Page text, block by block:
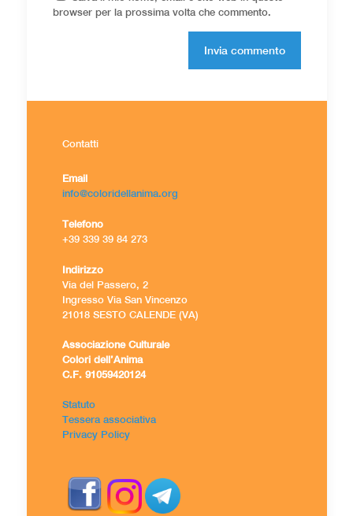
browser per la prossima volta che commento.
Contatti
Email
info@coloridellanima.org
Telefono
+39 339 39 84 273
Indirizzo
Via del Passero, 2
Ingresso Via San Vincenzo
21018 SESTO CALENDE (VA)
Associazione Culturale
Colori dell’Anima
C.F. 91059420124
Statuto
Tessera associativa
Privacy Policy